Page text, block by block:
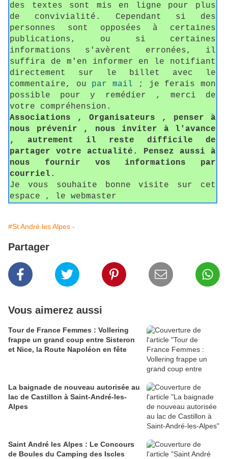
des textes sont mis en ligne pour plus
de convivialité. Cependant si des
personnes sont opposées à certaines
publications, ou si certaines
informations s'avèrent erronées, il
suffira de m'en informer en le notifiant
directement sur le billet avec le
commentaire, ou par mail ; je ferais mon
possible pour y remédier , merci de
votre compréhension.
Associations , Organisateurs , penser à
nous prévenir , nous inviter à l'avance
, autrement il reste difficile de
partager votre actualité. Pensez aussi à
nous fournir vos informations par
courriel.
Je vous souhaite bonne visite sur cet
espace , le webmaster
#St André les Alpes -
Partager
Vous aimerez aussi
Tour de France Femmes : Vollering
frappe un grand coup entre Sisteron
et Nice, la Route Napoléon en fête
La baignade de nouveau autorisée au
lac de Castillon à Saint-André-les-
Alpes
Saint André les Alpes : Le Concours
de Boules du Camping des Iscles